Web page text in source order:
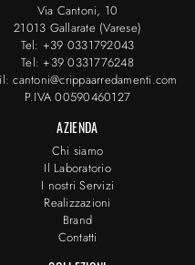
Via Cantoni, 10
21013 Gallarate (Varese)
Tel: +39 0331792043
Tel: +39 0331776248
cantoni@crippaarredamenti.com
P.IVA 00590460127
AZIENDA
Chi siamo
Il Laboratorio
I nostri Servizi
Realizzazioni
Brand
Contatti